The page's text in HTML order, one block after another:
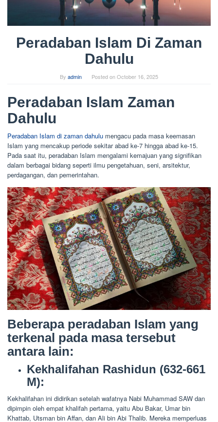
Peradaban Islam Di Zaman
Dahulu
By admin Posted onOctober 16, 2025
Peradaban Islam Zaman
Dahulu
Peradaban Islam di zaman dahulu mengacu pada masa keemasan
Islam yang mencakup periode sekitar abad ke-7 hingga abad ke-15.
Pada saat itu, peradaban Islam mengalami kemajuan yang signifikan
dalam berbagai bidang seperti ilmu pengetahuan, seni, arsitektur,
perdagangan, dan pemerintahan.
Beberapa peradaban Islam yang
terkenal pada masa tersebut
antara lain:
Kekhalifahan Rashidun (632-661
M):
Kekhalifahan ini didirikan setelah wafatnya Nabi Muhammad SAW dan
dipimpin oleh empat khalifah pertama, yaitu Abu Bakar, Umar bin
Khattab, Utsman bin Affan, dan Ali bin Abi Thalib. Mereka memperluas